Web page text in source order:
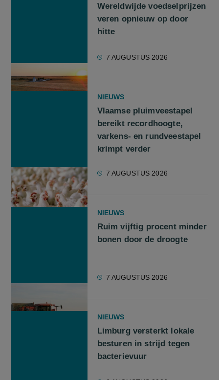
Wereldwijde voedselprijzen
veren opnieuw op door
hitte
7 AUGUSTUS 2026
NIEUWS
Vlaamse pluimveestapel
bereikt recordhoogte,
varkens- en rundveestapel
krimpt verder
7 AUGUSTUS 2026
NIEUWS
Ruim vijftig procent minder
bonen door de droogte
7 AUGUSTUS 2026
NIEUWS
Limburg versterkt lokale
besturen in strijd tegen
bacterievuur